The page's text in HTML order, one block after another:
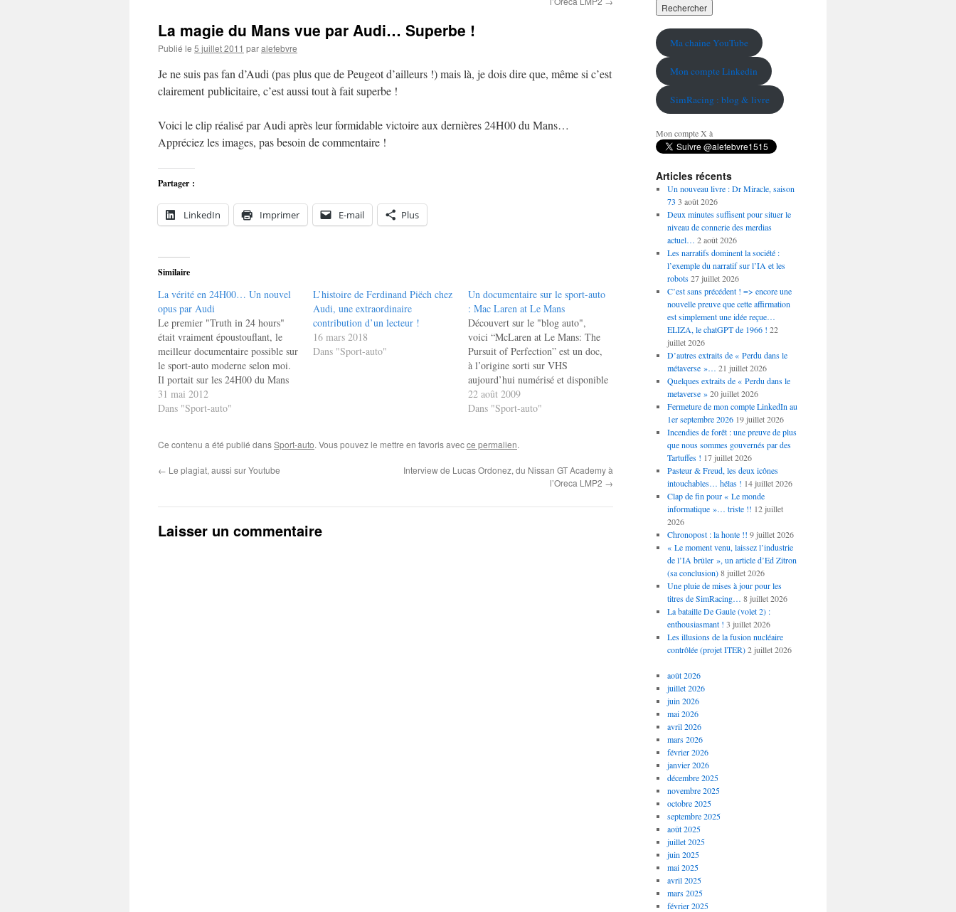
La magie du Mans vue par Audi… Superbe !
Publié le 5 juillet 2011 paralefebvre
Je ne suis pas fan d’Audi (pas plus que de Peugeot d’ailleurs !) mais là, je dois dire que, même si c’est
clairement publicitaire, c’est aussi tout à fait superbe !
Voici le clip réalisé par Audi après leur formidable victoire aux dernières 24H00 du Mans…
Appréciez les images, pas besoin de commentaire !
Partager :
LinkedIn Imprimer E-mail Plus
Similaire
La vérité en 24H00… Un nouvel
opus par Audi
Le premier "Truth in 24 hours"
était vraiment époustouflant, le
meilleur documentaire possible sur
le sport-auto moderne selon moi.
Il portait sur les 24H00 du Mans
2008 vu du côté de l'équipe Audi
et comportait vraiment des
Howden et Kristensen...). Le
seconde reprend…
31 mai 2012
Dans "Sport-auto"
L’histoire de Ferdinand Piëch chez
Audi, une extraordinaire
contribution d’un lecteur !
16 mars 2018
Dans "Sport-auto"
Un documentaire sur le sport-auto
: Mac Laren at Le Mans
Découvert sur le "blog auto",
voici “McLaren at Le Mans: The
Pursuit of Perfection” est un doc,
à l’origine sorti sur VHS
aujourd’hui numérisé et disponible
sur Youtube ! En 4 parties, et sur
une durée d’environ 40 minutes,
1995.…
22 août 2009
Dans "Sport-auto"
Ce contenu a été publié dansSport-auto. Vous pouvez le mettre en favoris avecce permalien.
← Le plagiat, aussi sur Youtube
Interview de Lucas Ordonez, du Nissan GT Academy à
l’Oreca LMP2 →
Laisser un commentaire
Ma chaine YouTube
Mon compte Linkedin
SimRacing : blog & livre
Mon compte X à
Articles récents
Un nouveau livre : Dr Miracle, saison
73 3 août 2026
Deux minutes suffisent pour situer le
niveau de connerie des merdias
actuel… 2 août 2026
Les narratifs dominent la société :
l’exemple du narratif sur l’IA et les
robots 27 juillet 2026
C’est sans précédent ! => encore une
nouvelle preuve que cette affirmation
est simplement une idée reçue…
ELIZA, le chatGPT de 1966 ! 22
juillet 2026
D’autres extraits de « Perdu dans le
métaverse »… 21 juillet 2026
Quelques extraits de « Perdu dans le
metaverse » 20 juillet 2026
Fermeture de mon compte LinkedIn au
1er septembre 2026 19 juillet 2026
Incendies de forêt : une preuve de plus
que nous sommes gouvernés par des
Tartuffes ! 17 juillet 2026
Pasteur & Freud, les deux icônes
intouchables… hélas ! 14 juillet 2026
Clap de fin pour « Le monde
informatique »… triste !! 12 juillet
2026
Chronopost : la honte !! 9 juillet 2026
« Le moment venu, laissez l’industrie
de l’IA brûler », un article d’Ed Zitron
(sa conclusion) 8 juillet 2026
Une pluie de mises à jour pour les
titres de SimRacing… 8 juillet 2026
La bataille De Gaule (volet 2) :
enthousiasmant ! 3 juillet 2026
Les illusions de la fusion nucléaire
contrôlée (projet ITER) 2 juillet 2026
août 2026
juillet 2026
juin 2026
mai 2026
avril 2026
mars 2026
février 2026
janvier 2026
décembre 2025
novembre 2025
octobre 2025
septembre 2025
août 2025
juillet 2025
juin 2025
mai 2025
avril 2025
mars 2025
février 2025